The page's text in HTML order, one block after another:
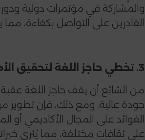
والمشاركة في مؤتمرات دولية
القادرين على التواصل بكفاءة،
3. تخطي حاجز اللغة لتحقيق الأهداف
من الشائع أن يقف حاجز اللغة عقبة
جودة عالية. ومع ذلك، فإن تطوير
الفوائد على المجال الأكاديمي
على ثقافات مختلفة، مما يُثري